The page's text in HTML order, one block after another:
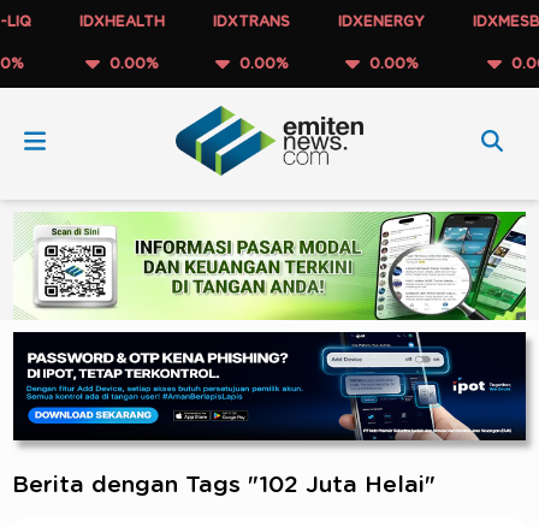
IDXHEALTH
0.00%
IDXTRANS
0.00%
IDXENERGY
0.00%
Berita dengan Tags "102 Juta Helai"